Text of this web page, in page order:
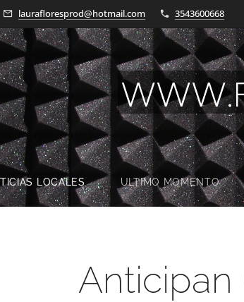
laurafloresprod@hotmail.com 3543600668
LOCALES ULTIMO MOMENTO
Anticipan